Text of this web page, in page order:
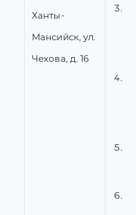
Ханты-
Мансийск, ул.
Чехова, д. 16